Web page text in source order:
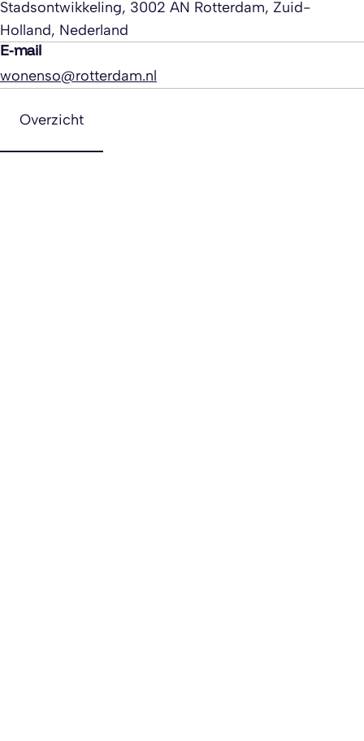
Stadsontwikkeling, 3002 AN Rotterdam, Zuid-
Holland, Nederland
E-mail
wonenso@rotterdam.nl
Overzicht